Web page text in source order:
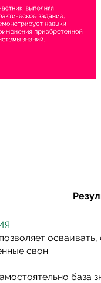
свон
база